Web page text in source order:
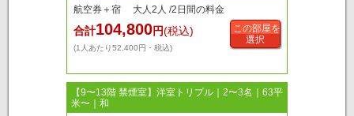
航空券＋宿 大人2人 /2日間の料金
合計104,800円(税込)
(1人あたり52,400円・税込)
この部屋を
選択
【9〜13階 禁煙室】洋室トリプル｜2〜3名｜63平
米〜｜和